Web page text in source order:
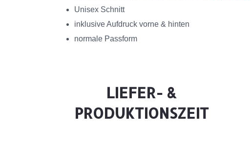
Unisex Schnitt
inklusive Aufdruck vorne & hinten
normale Passform
LIEFER- &
PRODUKTIONSZEIT